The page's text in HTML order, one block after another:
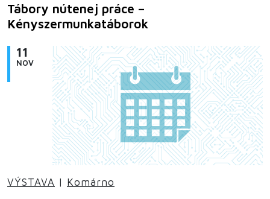
Tábory nútenej práce –
Kényszermunkatáborok
11
NOV
VÝSTAVA | Komárno